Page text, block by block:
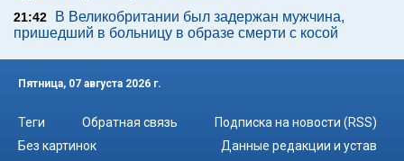
21:42
В Великобритании был задержан мужчина,
пришедший в больницу в образе смерти с косой
Пятница, 07 августа 2026 г.
Теги Обратная связь
Подписка на новости (RSS)
Без картинок
Данные редакции и устав